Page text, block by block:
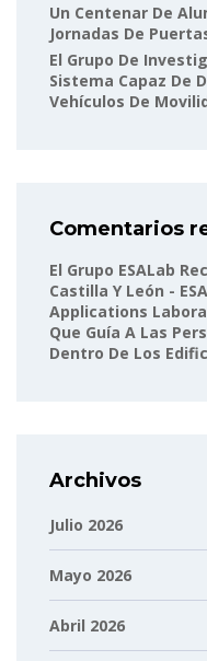
Un Centenar De
Jornadas De
El Grupo De
Sistema Capaz De
Vehículos De
Comentarios
El Grupo ESALab
Castilla Y León -
Applications
Que Guía A Las
Dentro De Los
Archivos
Julio 2026
Mayo 2026
Abril 2026